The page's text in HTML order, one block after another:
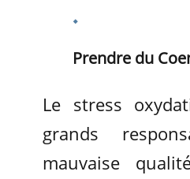
Prendre du
Le stress
grands
mauvaise